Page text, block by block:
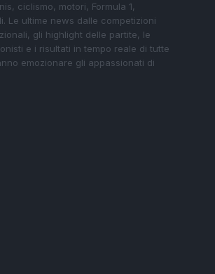
ciclismo, motori, Formula 1,
Le ultime news dalle competizioni
gli highlight delle partite, le
e i risultati in tempo reale di tutte
emozionare gli appassionati di